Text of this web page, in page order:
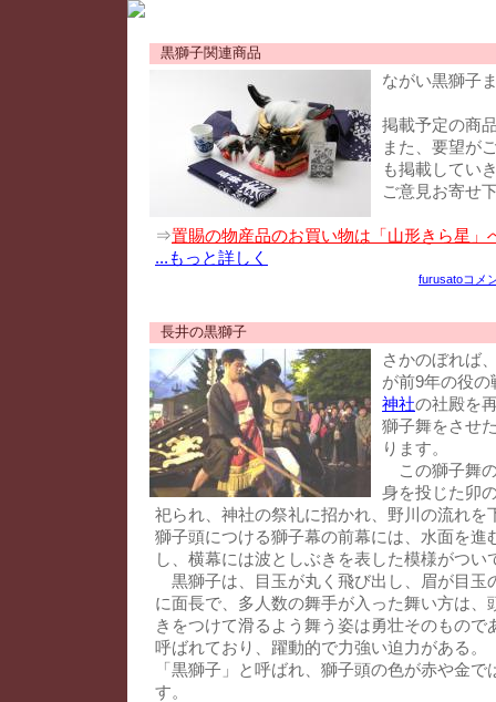
黒獅子関連商品
ながい黒獅子
掲載予定の商
また、要望が
も掲載してい
ご意見お寄せ
⇒置賜の物産品のお買い物は「山形きら星」
...もっと詳しく
furusatoコメ
長井の黒獅子
さかのぼれば
が前9年の役
神社の社殿を
獅子舞をさせ
ります。
この獅子舞
身を投じた卯
祀られ、神社の祭礼に招かれ、野川の流れを
獅子頭につける獅子幕の前幕には、水面を進
し、横幕には波としぶきを表した模様がつい
黒獅子は、目玉が丸く飛び出し、眉が目玉
に面長で、多人数の舞手が入った舞い方は、
きをつけて滑るよう舞う姿は勇壮そのもので
呼ばれており、躍動的で力強い迫力がある。
「黒獅子」と呼ばれ、獅子頭の色が赤や金
す。